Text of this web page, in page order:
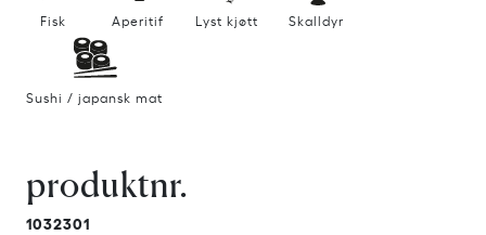
Fisk Aperitif Lyst kjøtt Skalldyr
Sushi / japansk mat
produktnr.
1032301